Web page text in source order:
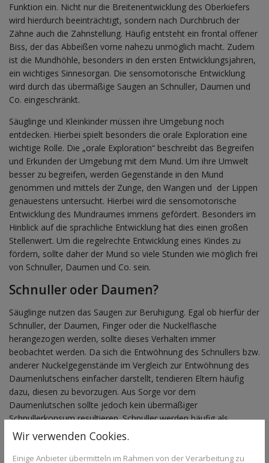
Funktion ein. Nicht nur die Breitenentwicklung des Oberkiefers
wird hierdurch beeinträchtigt, sondern nach Durchbruch der
Zähne auch die Zahnstellung. Häufig entsteht ein frontal offener
Biss, der das Abbeißen vorne nahezu unmöglich macht. Zudem
ist die Mundhöhle, besonders in den ersten Entwicklungsjahren,
ein wichtiges Sinnesorgan. Die sensomotorische Entwicklung
wird durch das übermäßige Saugen an Schnuller, Daumen und
Co. eingeschränkt.
Säuglinge und Kleinkinder müssen ihre Umgebung noch
entdecken. Hierbei spielt besonders die orale Exploration eine
wichtige Rolle. Die „orale Exploration“ beschreibt das Begreifen
und Erkunden der Umgebung mit dem Mund. Um ihre Umwelt
besser zu begreifen, werden Gegenstände in den Mund
genommen und mittels der Zunge, den Wangen und der Lippen
genauestens untersucht. Hierbei wird die sensomotorische
Entwicklung des Mundraumes immens gefördert. Besonders im
Hinblick auf die sprachliche Entwicklung hat dies einen großen
Stellenwert. Um die regelrechte Entwicklung eines Kindes zu
fördern, sollte daher der Mund so viele Stunden wie möglich frei
von Schnuller, Daumen und Co. sein.
Schnuller oder Daumen?
Säuglinge nutzen das Saugen zur Beruhigung. Egal ob hierfür der
Schnuller, der Daumen, Finger oder die Nuckelflasche
herangezogen werden, sollte dieses Verhalten immer
beobachtet werden. Da sich die Entwöhnung des Schnullers bzw.
anderer Nuckelgegenstände im Vergleich zur Entwöhnung des
Daumenlutschens einfacher darstellt, tendieren Eltern häufig
dazu, diesen zu bevorzugen. Aus Sorge vor dem
Daumenlutschen sollte jedoch kein übermäßiger
Schnullerkonsum resultieren. Schnuller werden häufig als
„kiefergerechte“ Medizinprodukte beworben und sollten laut
Wir verwenden Cookies.
Einige Anbieter übermitteln im Rahmen von der Verarbeitung zu